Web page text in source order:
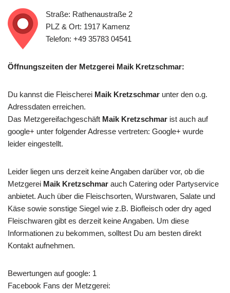
Straße: Rathenaustraße 2
PLZ & Ort: 1917 Kamenz
Telefon: +49 35783 04541
Öffnungszeiten der Metzgerei Maik Kretzschmar:
Du kannst die Fleischerei Maik Kretzschmar unter den o.g.
Adressdaten erreichen.
Das Metzgereifachgeschäft Maik Kretzschmar ist auch auf
google+ unter folgender Adresse vertreten: Google+ wurde
leider eingestellt.
Leider liegen uns derzeit keine Angaben darüber vor, ob die
Metzgerei Maik Kretzschmar auch Catering oder Partyservice
anbietet. Auch über die Fleischsorten, Wurstwaren, Salate und
Käse sowie sonstige Siegel wie z.B. Biofleisch oder dry aged
Fleischwaren gibt es derzeit keine Angaben. Um diese
Informationen zu bekommen, solltest Du am besten direkt
Kontakt aufnehmen.
Bewertungen auf google: 1
Facebook Fans der Metzgerei: